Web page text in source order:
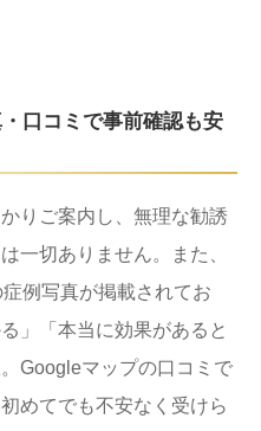
口コミで事前確認も安
りご案内し、無理な勧誘
一切ありません。また、
例写真が掲載されてお
」「本当に効果があると
Googleマップの口コミで
めてでも不安なく受けら